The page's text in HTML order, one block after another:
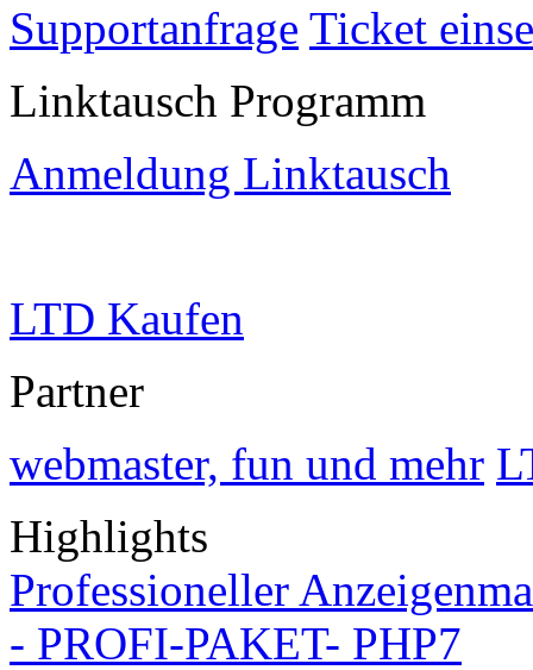
Supportanfrage Ticket
Linktausch Programm
Anmeldung Linktausch
LTD Kaufen
Partner
webmaster, fun und mehr
Highlights
Professioneller
- PROFI-PAKET- PHP7